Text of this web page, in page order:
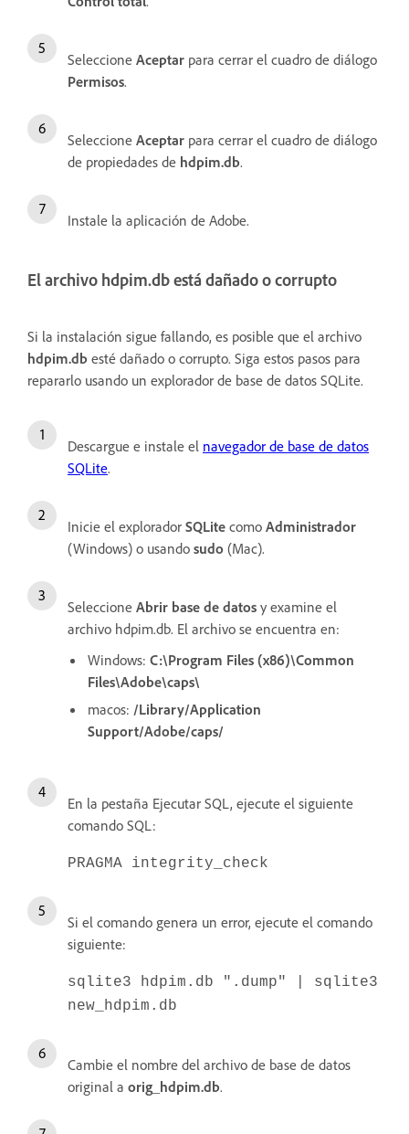
Seleccione Aceptar para cerrar el cuadro de diálogo
Permisos.
Seleccione Aceptar para cerrar el cuadro de diálogo
de propiedades de hdpim.db.
Instale la aplicación de Adobe.
El archivo hdpim.db está dañado o corrupto
Si la instalación sigue fallando, es posible que el archivo
hdpim.db esté dañado o corrupto. Siga estos pasos para
repararlo usando un explorador de base de datos SQLite.
Descargue e instale el navegador de base de datos
SQLite.
Inicie el explorador SQLite como Administrador
(Windows) o usando sudo (Mac).
Seleccione Abrir base de datos y examine el
archivo hdpim.db. El archivo se encuentra en:
Windows: C:\Program Files (x86)\Common
Files\Adobe\caps\
macos: /Library/Application
Support/Adobe/caps/
En la pestaña Ejecutar SQL, ejecute el siguiente
comando SQL:
PRAGMA integrity_check
Si el comando genera un error, ejecute el comando
siguiente:
sqlite3 hdpim.db ".dump" | sqlite3
new_hdpim.db
Cambie el nombre del archivo de base de datos
original a orig_hdpim.db.